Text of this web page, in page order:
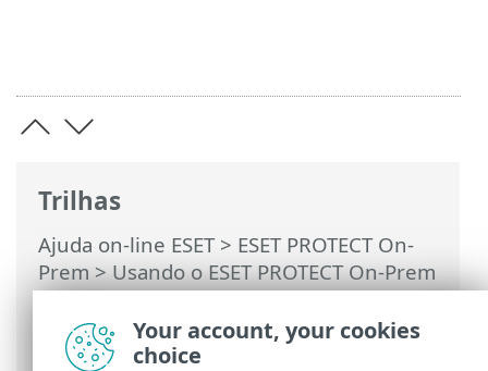
Trilhas
Ajuda on-line ESET> ESET PROTECT On-
Prem>Usando o ESET PROTECT On-Prem
>ESET PROTECT On-Prem Menu principal
Tarefas >Tarefas de cliente> Desligar
computador
Your account, your cookies
choice